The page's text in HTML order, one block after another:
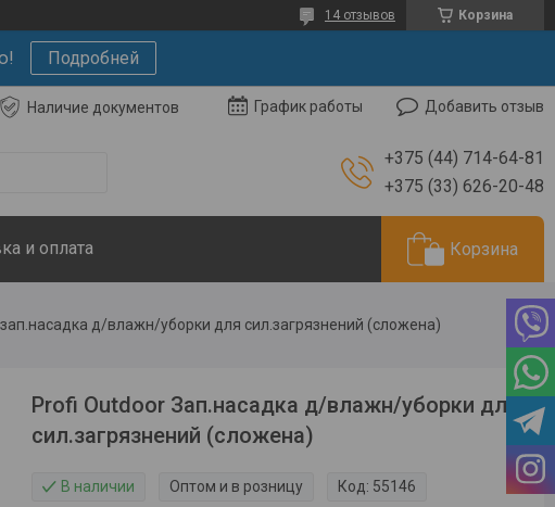
Корзина
14 отзывов
Подробней
Наличие документов График работы Добавить отзыв
+375 (44) 714-64-81
+375 (33) 626-20-48
и оплата Корзина
д/влажн/уборки для сил.загрязнений (сложена)
Profi Outdoor Зап.насадка д/влажн/уборки для
сил.загрязнений (сложена)
В наличии Оптом и в розницу Код: 55146